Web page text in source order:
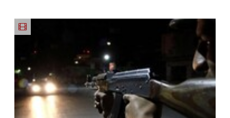
کد تخفیف
👇👇👇
پرسشنامه و
دریافت راه